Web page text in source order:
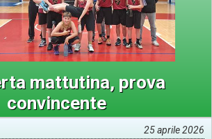
mattutina, prova
convincente
25 aprile 2026